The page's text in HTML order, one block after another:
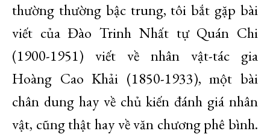
thường thường bậc trung, tôi bắt gặp bài
viết của Đào Trinh Nhất tự Quán Chi
(1900-1951) viết về nhân vật-tác gia
Hoàng Cao Khải (1850-1933), một bài
chân dung hay về chủ kiến đánh giá nhân
vật, cũng thật hay về văn chương phê bình.